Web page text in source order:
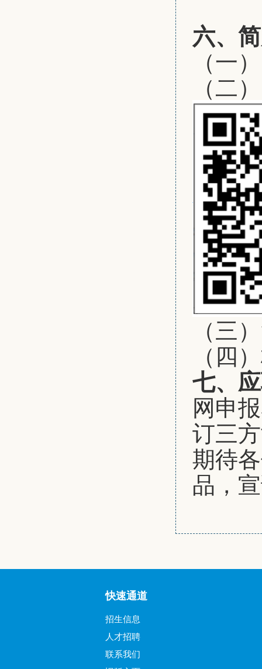
六、
（一
（二
（三
（四
七、
网申
订三
期待
品，
快速通道
招生信息
人才招聘
联系我们